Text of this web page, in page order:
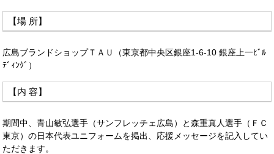
【場 所】
広島ブランドショップＴＡＵ（東京都中央区銀座1-6-10 銀座上一ﾋﾞﾙ
ﾃﾞｨﾝｸﾞ）
【内 容】
期間中、青山敏弘選手（サンフレッチェ広島）と森重真人選手（ＦＣ
東京）の日本代表ユニフォームを掲出、応援メッセージを記入してい
ただきます。